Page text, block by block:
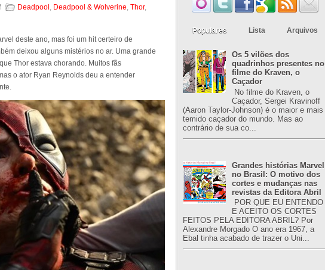
Deadpool , Deadpool & Wolverine, Thor,
deste ano, mas foi um hit certeiro de
deixou alguns mistérios no ar. Uma grande
Thor estava chorando. Muitos fãs
o ator Ryan Reynolds deu a entender
Populares Lista Arquivos
Os 5 vilões dos
quadrinhos presentes no
filme do Kraven, o
Caçador
No filme do Kraven, o
Caçador, Sergei Kravinoff
(Aaron Taylor-Johnson) é o maior e mais
temido caçador do mundo. Mas ao
contrário de sua co...
Grandes histórias Marvel
no Brasil: O motivo dos
cortes e mudanças nas
revistas da Editora Abril
POR QUE EU ENTENDO
E ACEITO OS CORTES
FEITOS PELA EDITORA ABRIL? Por
Alexandre Morgado O ano era 1967, a
Ebal tinha acabado de trazer o Uni...